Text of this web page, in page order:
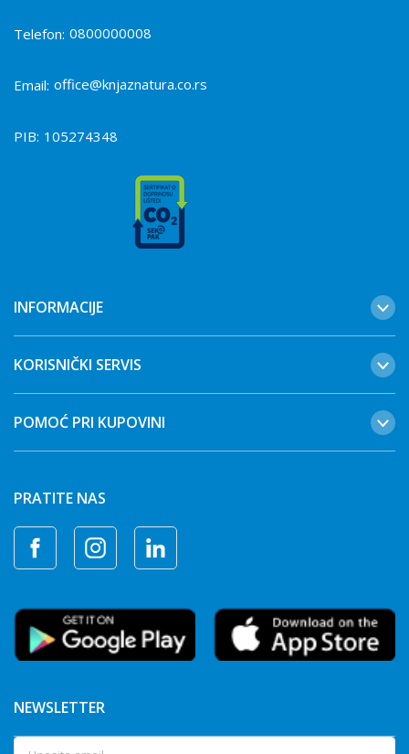
Telefon: 0800000008
Email: office@knjaznatura.co.rs
PIB: 105274348
INFORMACIJE
KORISNIČKI SERVIS
POMOĆ PRI KUPOVINI
PRATITE NAS
NEWSLETTER